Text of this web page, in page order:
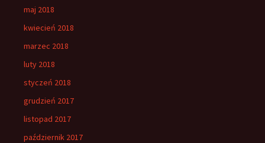
maj 2018
kwiecień 2018
marzec 2018
luty 2018
styczeń 2018
grudzień 2017
listopad 2017
październik 2017